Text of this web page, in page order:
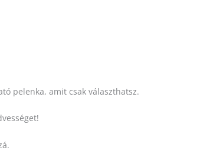
pelenka, amit csak választhatsz.